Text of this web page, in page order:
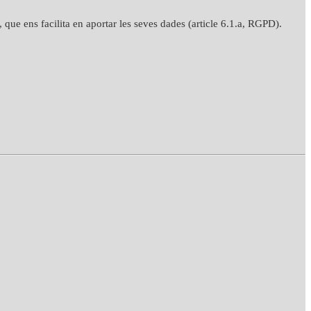
ens facilita en aportar les seves dades (article 6.1.a, RGPD).